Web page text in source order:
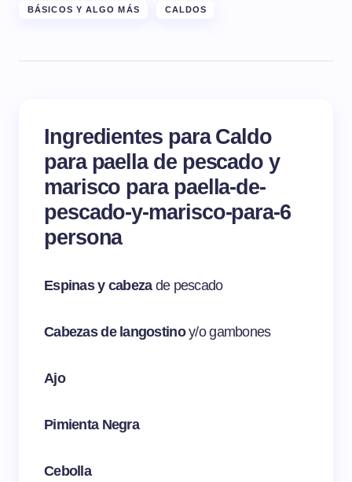
BÁSICOS Y ALGO MÁS CALDOS
Ingredientes para Caldo
para paella de pescado y
marisco para paella-de-
pescado-y-marisco-para-6
persona
Espinas y cabeza de pescado
Cabezas de langostinoy/o gambones
Ajo
Pimienta Negra
Cebolla